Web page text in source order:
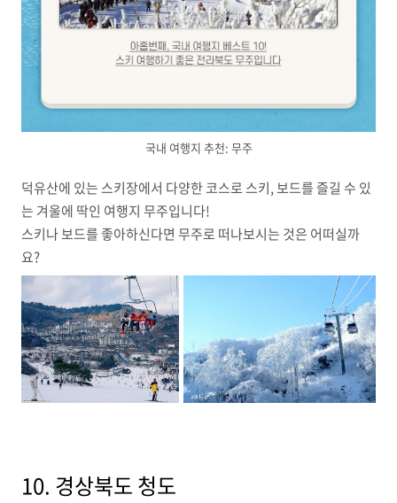
국내 여행지 추천: 무주
덕유산에 있는 스키장에서 다양한 코스로 스키, 보드를 즐길 수 있
는 겨울에 딱인 여행지 무주입니다!
스키나 보드를 좋아하신다면 무주로 떠나보시는 것은 어떠실까
요?
10. 경상북도 청도